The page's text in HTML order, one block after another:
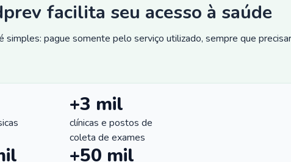
facilita seu acesso à saúde
simples: pague somente pelo serviço utilizado, sempre que
+3 mil
clínicas e postos de
coleta de exames
+50 mil